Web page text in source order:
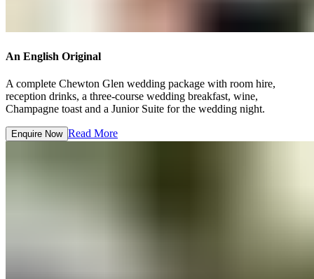
An English Original​​​​‌ ‍ ​‍​‍‌‍ ‌ ​‍‌‍‍‌‌‍‌ ‌‍‍‌‌‍ ‍​‍​‍​ ‍‍​‍​‍‌ ​ ‌‍​‌‌‍ ‍‌‍‍‌‌ ‌​‌ ‍‌​‍ ‍‌‍‍‌‌‍ ​‍​‍​‍ ​​‍​‍‌‍‍​‌ ​‍‌‍‌‌‌‍‌‍​‍​‍​ ‍‍​‍​‍‌‍‍​‌ ‌​‌ ‌​‌ ​​‌ ​ ​ ‍‍​‍ ​‍ ‌‍ ​​‍ ‌‌‍​‌‌‍ ‍‌‍‌​​‍ ‌‌ ​‍​‍ ‌‌‍‍​‌‍ ‌ ‌​‌‍‌‌‌‍ ​‌ ​ ​‍ ‌‌ ​ ‌ ‌​‌ ‌‌‌‍‌​‌‍‍‌‌‍ ​‍ ‍‌ ‌‍‌‍‌‌‌ ​‍‌‍​ ‌‍‌‌‌‍ ​​‍ ‍‌‍​‌‌ ​​‌ ​​​‍ ‌‍‍‌‌‍ ‍‌ ‌​‌‍‌‌‌‍ ‍‌ ‌​​‍ ‌‍‌‌‌‍‌​‌‍‍‌‌ ‌​​‍ ‌‍ ‌‌‍ ‌‍‌​‌‍‌‌​ ‌‌ ​​‌ ​‍‌‍‌‌‌ ​ ‌‍‌‌‌‍ ‍‌ ‌​‌‍​‌‌ ‌​‌‍‍‌‌‍ ‌‍ ‍​ ‍ ‌‍‍‌‌‍‌​​ ‌​ ​‍​ ‍‌​ ‌​‌‍‌​​ ‌‌​ ‌‌‌‍‌‍​ ‌​​‍ ‌‌‍​‍‌‍‌‌​ ‌‌‌‍‌‌​‍ ‌​ ‌​​ ​​‌‍​‌​ ​‌​‍ ‌‌‍​‌​ ‌ ​ ‍‌​ ‌ ​‍ ‌‌‍‌‍​ ‌ ​ ​ ‌‍​‍‌‍‌‍‌‍‌​‌‍​ ‌‍‌‌​ ‌ ‌‍​‍‌‍‌‌​ ​​​ ‍ ‌ ‌​‌ ‍‌‌ ​​‌‍‌‌​ ‌‌‍‍​‌‍ ‌ ‌​‌‍‌‌‌‍ ​‌‌​ ‌‍‍‌‌ ‌​‌‍‌‌‌‌​​‌‍​‌‌‍‌ ‌‍‌‌​ ‍ ‌ ​​‌‍​‌‌ ‌​‌‍‍​​ ‌‌ ​​‌‍​‌‌‍‌ ‌‍‌‌‌​​‍‌ ‌‌‌‍‍‌‌‍ ​‌‍‌​‌‍‌‌‌ ​‍​‍‌‌​ ‌‌‌​​‍‌‌ ‌‍‍ ‌‍‌‌‌ ‍‌​‍‌‌​ ​ ‌​‌​​‍‌‌​ ​ ‌​‌​​‍‌‌​ ​‍​ ​‍‌‍​‍​ ​ ‌‍‌‍​ ​‌​ ‌‍​ ‍‌‌‍‌‍​ ‍​‌‍‌‍‌‍‌‍‌‍‌‌​ ​‍​‍‌‌​ ​‍​ ​‍​‍‌‌​ ‌‌‌​‌​​‍ ‍‌‍​ ‌‍ ‌‍ ‍‌ ‌​‌‍‌‌‌‍ ‍‌ ‌​​‍‌‌​ ‌‌‌​​‍‌‌ ‌‍‍ ‌‍‌‌‌ ‍‌​‍‌‌​ ​ ‌​‌​​‍‌‌​ ​ ‌​‌​​‍‌‌​ ​‍​ ​‍​ ​​‌‍​‍‌‍​‍‌‍‌‌​ ‌ ‌‍‌‍‌‍​ ‌‍​‌​ ‌‍​ ​‌​ ​​​ ‍​​‍‌‌​ ​‍​ ​‍​‍‌‌​ ‌‌‌​‌​​‍ ‍‌ ‌​‌‍‍‌‌ ‌​‌‍ ​‌‍‌‌​ ‌‍​‍‌‍​‌‌ ​ ‌‍‌‌‌‌‌‌‌ ​‍‌‍ ​​ ‌‌‍‍​‌ ‌​‌ ‌​‌ ​​‌ ​ ​‍‌‌​ ​ ‌​​‌​‍‌‌​ ​‍‌​‌‍​‍‌‌​ ​‍‌​‌‍‌‍ ​​‍ ‌‌‍​‌‌‍ ‍‌‍‌​​‍ ‌‌ ​‍​‍ ‌‌‍‍​‌‍ ‌ ‌​‌‍‌‌‌‍ ​‌ ​ ​‍ ‌‌ ​ ‌ ‌​‌ ‌‌‌‍‌​‌‍‍‌‌‍ ​‍ ‍‌ ‌‍‌‍‌‌‌ ​‍‌‍​ ‌‍‌‌‌‍ ​​‍ ‍‌‍​‌‌ ​​‌ ​​​‍‌‍‌‍‍‌‌‍‌​​ ‌​ ​‍​ ‍‌​ ‌​‌‍‌​​ ‌‌​ ‌‌‌‍‌‍​ ‌​​‍ ‌‌‍​‍‌‍‌‌​ ‌‌‌‍‌‌​‍ ‌​ ‌​​ ​​‌‍​‌​ ​‌​‍ ‌‌‍​‌​ ‌ ​ ‍‌​ ‌ ​‍ ‌‌‍‌‍​ ‌ ​ ​ ‌‍​‍‌‍‌‍‌‍‌​‌‍​ ‌‍‌‌​ ‌ ‌‍​‍‌‍‌‌​ ​​​‍‌‍‌ ‌​‌ ‍‌‌ ​​‌‍‌‌​ ‌‌‍‍​‌‍ ‌ ‌​‌‍‌‌‌‍ ​‌‌​ ‌‍‍‌‌ ‌​‌‍‌‌‌‌​​‌‍​‌‌‍‌ ‌‍‌‌​‍‌‍‌ ​​‌‍​‌‌ ‌​‌‍‍​​ ‌‌ ​​‌‍​‌‌‍‌ ‌‍‌‌‌​​‍‌ ‌‌‌‍‍‌‌‍ ​‌‍‌​‌‍‌‌‌ ​‍​‍‌‌​ ‌‌‌​​‍‌‌ ‌‍‍ ‌‍‌‌‌ ‍‌​‍‌‌​ ​ ‌​‌​​‍‌‌​ ​ ‌​‌​​‍‌‌​ ​‍​ ​‍‌‍​‍​ ​ ‌‍‌‍​ ​‌​ ‌‍​ ‍‌‌‍‌‍​ ‍​‌‍‌‍‌‍‌‍‌‍‌‌​ ​‍​‍‌‌​ ​‍​ ​‍​‍‌‌​ ‌‌‌​‌​​‍ ‍‌‍​ ‌‍ ‌‍ ‍‌ ‌​‌‍‌‌‌‍ ‍‌ ‌​​‍‌‌​ ‌‌‌​​‍‌‌ ‌‍‍ ‌‍‌‌‌ ‍‌​‍‌‌​ ​ ‌​‌​​‍‌‌​ ​ ‌​‌​​‍‌‌​ ​‍​ ​‍​ ​​‌‍​‍‌‍​‍‌‍‌‌​ ‌ ‌‍‌‍‌‍​ ‌‍​‌​ ‌‍​ ​‌​ ​​​ ‍​​‍‌‌​ ​‍​ ​‍​‍‌‌​ ‌‌‌​‌​​‍ ‍‌ ‌​‌‍‍‌‌ ‌​‌‍ ​‌‍‌‌​‍‌‍‌ ​​‌‍‌‌‌ ​‍‌ ​ ‌ ​​‌‍‌‌‌‍​ ‌ ‌​‌‍‍‌‌ ‌‍‌‍‌‌​ ‌‌ ​​‌ ‌‌‌‍​‍‌‍ ​‌‍‍‌‌ ​ ‌‍‍​‌‍‌‌‌‍‌​​‍​‍‌ ‌
A complete Chewton Glen wedding package with room hire,
reception drinks, a three-course wedding breakfast, wine,
Champagne toast and a Junior Suite for the wedding night. ​​​​‌ ‍ ​‍​‍‌‍ ‌ ​‍‌‍‍‌‌‍‌ ‌‍‍‌‌‍ ‍​‍​‍​ ‍‍​‍​‍‌ ​ ‌‍​‌‌‍ ‍‌‍‍‌‌ ‌​‌ ‍‌​‍ ‍‌‍‍‌‌‍ ​‍​‍​‍ ​​‍​‍‌‍‍​‌ ​‍‌‍‌‌‌‍‌‍​‍​‍​ ‍‍​‍​‍‌‍‍​‌ ‌​‌ ‌​‌ ​​‌ ​ ​ ‍‍​‍ ​‍ ‌‍ ​​‍ ‌‌‍​‌‌‍ ‍‌‍‌​​‍ ‌‌ ​‍​‍ ‌‌‍‍​‌‍ ‌ ‌​‌‍‌‌‌‍ ​‌ ​ ​‍ ‌‌ ​ ‌ ‌​‌ ‌‌‌‍‌​‌‍‍‌‌‍ ​‍ ‍‌ ‌‍‌‍‌‌‌ ​‍‌‍​ ‌‍‌‌‌‍ ​​‍ ‍‌‍​‌‌ ​​‌ ​​​‍ ‌‍‍‌‌‍ ‍‌ ‌​‌‍‌‌‌‍ ‍‌ ‌​​‍ ‌‍‌‌‌‍‌​‌‍‍‌‌ ‌​​‍ ‌‍ ‌‌‍ ‌‍‌​‌‍‌‌​ ‌‌ ​​‌ ​‍‌‍‌‌‌ ​ ‌‍‌‌‌‍ ‍‌ ‌​‌‍​‌‌ ‌​‌‍‍‌‌‍ ‌‍ ‍​ ‍ ‌‍‍‌‌‍‌​​ ‌​ ​‍​ ‍‌​ ‌​‌‍‌​​ ‌‌​ ‌‌‌‍‌‍​ ‌​​‍ ‌‌‍​‍‌‍‌‌​ ‌‌‌‍‌‌​‍ ‌​ ‌​​ ​​‌‍​‌​ ​‌​‍ ‌‌‍​‌​ ‌ ​ ‍‌​ ‌ ​‍ ‌‌‍‌‍​ ‌ ​ ​ ‌‍​‍‌‍‌‍‌‍‌​‌‍​ ‌‍‌‌​ ‌ ‌‍​‍‌‍‌‌​ ​​​ ‍ ‌ ‌​‌ ‍‌‌ ​​‌‍‌‌​ ‌‌‍‍​‌‍ ‌ ‌​‌‍‌‌‌‍ ​‌‌​ ‌‍‍‌‌ ‌​‌‍‌‌‌‌​​‌‍​‌‌‍‌ ‌‍‌‌​ ‍ ‌ ​​‌‍​‌‌ ‌​‌‍‍​​ ‌‌ ​​‌‍​‌‌‍‌ ‌‍‌‌‌​​‍‌ ‌‌‌‍‍‌‌‍ ​‌‍‌​‌‍‌‌‌ ​‍​‍‌‌​ ‌‌‌​​‍‌‌ ‌‍‍ ‌‍‌‌‌ ‍‌​‍‌‌​ ​ ‌​‌​​‍‌‌​ ​ ‌​‌​​‍‌‌​ ​‍​ ​‍‌‍​‍​ ​ ‌‍‌‍​ ​‌​ ‌‍​ ‍‌‌‍‌‍​ ‍​‌‍‌‍‌‍‌‍‌‍‌‌​ ​‍​‍‌‌​ ​‍​ ​‍​‍‌‌​ ‌‌‌​‌​​‍ ‍‌‍​ ‌‍ ‌‍ ‍‌ ‌​‌‍‌‌‌‍ ‍‌ ‌​​‍‌‌​ ‌‌‌​​‍‌‌ ‌‍‍ ‌‍‌‌‌ ‍‌​‍‌‌​ ​ ‌​‌​​‍‌‌​ ​ ‌​‌​​‍‌‌​ ​‍​ ​‍​ ​​‌‍​‍‌‍​‍‌‍‌‌​ ‌ ‌‍‌‍‌‍​ ‌‍​‌​ ‌‍​ ​‌​ ​​​ ‍​​‍‌‌​ ​‍​ ​‍​‍‌‌​ ‌‌‌​‌​​‍ ‍‌‍‌‌‌ ‍​‌‍​ ‌‍‌‌‌ ​‍‌ ​​‌ ‌​​ ‌‍​‍‌‍​‌‌ ​ ‌‍‌‌‌‌‌‌‌ ​‍‌‍ ​​ ‌‌‍‍​‌ ‌​‌ ‌​‌ ​​‌ ​ ​‍‌‌​ ​ ‌​​‌​‍‌‌​ ​‍‌​‌‍​‍‌‌​ ​‍‌​‌‍‌‍ ​​‍ ‌‌‍​‌‌‍ ‍‌‍‌​​‍ ‌‌ ​‍​‍ ‌‌‍‍​‌‍ ‌ ‌​‌‍‌‌‌‍ ​‌ ​ ​‍ ‌‌ ​ ‌ ‌​‌ ‌‌‌‍‌​‌‍‍‌‌‍ ​‍ ‍‌ ‌‍‌‍‌‌‌ ​‍‌‍​ ‌‍‌‌‌‍ ​​‍ ‍‌‍​‌‌ ​​‌ ​​​‍‌‍‌‍‍‌‌‍‌​​ ‌​ ​‍​ ‍‌​ ‌​‌‍‌​​ ‌‌​ ‌‌‌‍‌‍​ ‌​​‍ ‌‌‍​‍‌‍‌‌​ ‌‌‌‍‌‌​‍ ‌​ ‌​​ ​​‌‍​‌​ ​‌​‍ ‌‌‍​‌​ ‌ ​ ‍‌​ ‌ ​‍ ‌‌‍‌‍​ ‌ ​ ​ ‌‍​‍‌‍‌‍‌‍‌​‌‍​ ‌‍‌‌​ ‌ ‌‍​‍‌‍‌‌​ ​​​‍‌‍‌ ‌​‌ ‍‌‌ ​​‌‍‌‌​ ‌‌‍‍​‌‍ ‌ ‌​‌‍‌‌‌‍ ​‌‌​ ‌‍‍‌‌ ‌​‌‍‌‌‌‌​​‌‍​‌‌‍‌ ‌‍‌‌​‍‌‍‌ ​​‌‍​‌‌ ‌​‌‍‍​​ ‌‌ ​​‌‍​‌‌‍‌ ‌‍‌‌‌​​‍‌ ‌‌‌‍‍‌‌‍ ​‌‍‌​‌‍‌‌‌ ​‍​‍‌‌​ ‌‌‌​​‍‌‌ ‌‍‍ ‌‍‌‌‌ ‍‌​‍‌‌​ ​ ‌​‌​​‍‌‌​ ​ ‌​‌​​‍‌‌​ ​‍​ ​‍‌‍​‍​ ​ ‌‍‌‍​ ​‌​ ‌‍​ ‍‌‌‍‌‍​ ‍​‌‍‌‍‌‍‌‍‌‍‌‌​ ​‍​‍‌‌​ ​‍​ ​‍​‍‌‌​ ‌‌‌​‌​​‍ ‍‌‍​ ‌‍ ‌‍ ‍‌ ‌​‌‍‌‌‌‍ ‍‌ ‌​​‍‌‌​ ‌‌‌​​‍‌‌ ‌‍‍ ‌‍‌‌‌ ‍‌​‍‌‌​ ​ ‌​‌​​‍‌‌​ ​ ‌​‌​​‍‌‌​ ​‍​ ​‍​ ​​‌‍​‍‌‍​‍‌‍‌‌​ ‌ ‌‍‌‍‌‍​ ‌‍​‌​ ‌‍​ ​‌​ ​​​ ‍​​‍‌‌​ ​‍​ ​‍​‍‌‌​ ‌‌‌​‌​​‍ ‍‌‍‌‌‌ ‍​‌‍​ ‌‍‌‌‌ ​‍‌ ​​‌ ‌​​‍‌‍‌ ​​‌‍‌‌‌ ​‍‌ ​ ‌ ​​‌‍‌‌‌‍​ ‌ ‌​‌‍‍‌‌ ‌‍‌‍‌‌​ ‌‌ ​​‌ ‌‌‌‍​‍‌‍ ​‌‍‍‌‌ ​ ‌‍‍​‌‍‌‌‌‍‌​​‍​‍‌ ‌
Enquire Now​​​​‌ ‍ ​‍​‍‌‍ ‌ ​‍‌‍‍‌‌‍‌ ‌‍‍‌‌‍ ‍​‍​‍​ ‍‍​‍​‍‌ ​ ‌‍​‌‌‍ ‍‌‍‍‌‌ ‌​‌ ‍‌​‍ ‍‌‍‍‌‌‍ ​‍​‍​‍ ​​‍​‍‌‍‍​‌ ​‍‌‍‌‌‌‍‌‍​‍​‍​ ‍‍​‍​‍‌‍‍​‌ ‌​‌ ‌​‌ ​​‌ ​ ​ ‍‍​‍ ​‍ ‌‍ ​​‍ ‌‌‍​‌‌‍ ‍‌‍‌​​‍ ‌‌ ​‍​‍ ‌‌‍‍​‌‍ ‌ ‌​‌‍‌‌‌‍ ​‌ ​ ​‍ ‌‌ ​ ‌ ‌​‌ ‌‌‌‍‌​‌‍‍‌‌‍ ​‍ ‍‌ ‌‍‌‍‌‌‌ ​‍‌‍​ ‌‍‌‌‌‍ ​​‍ ‍‌‍​‌‌ ​​‌ ​​​‍ ‌‍‍‌‌‍ ‍‌ ‌​‌‍‌‌‌‍ ‍‌ ‌​​‍ ‌‍‌‌‌‍‌​‌‍‍‌‌ ‌​​‍ ‌‍ ‌‌‍ ‌‍‌​‌‍‌‌​ ‌‌ ​​‌ ​‍‌‍‌‌‌ ​ ‌‍‌‌‌‍ ‍‌ ‌​‌‍​‌‌ ‌​‌‍‍‌‌‍ ‌‍ ‍​ ‍ ‌‍‍‌‌‍‌​​ ‌​ ​‍​ ‍‌​ ‌​‌‍‌​​ ‌‌​ ‌‌‌‍‌‍​ ‌​​‍ ‌‌‍​‍‌‍‌‌​ ‌‌‌‍‌‌​‍ ‌​ ‌​​ ​​‌‍​‌​ ​‌​‍ ‌‌‍​‌​ ‌ ​ ‍‌​ ‌ ​‍ ‌‌‍‌‍​ ‌ ​ ​ ‌‍​‍‌‍‌‍‌‍‌​‌‍​ ‌‍‌‌​ ‌ ‌‍​‍‌‍‌‌​ ​​​ ‍ ‌ ‌​‌ ‍‌‌ ​​‌‍‌‌​ ‌‌‍‍​‌‍ ‌ ‌​‌‍‌‌‌‍ ​‌‌​ ‌‍‍‌‌ ‌​‌‍‌‌‌‌​​‌‍​‌‌‍‌ ‌‍‌‌​ ‍ ‌ ​​‌‍​‌‌ ‌​‌‍‍​​ ‌‌ ​​‌‍​‌‌‍‌ ‌‍‌‌‌​​‍‌ ‌‌‌‍‍‌‌‍ ​‌‍‌​‌‍‌‌‌ ​‍​‍‌‌​ ‌‌‌​​‍‌‌ ‌‍‍ ‌‍‌‌‌ ‍‌​‍‌‌​ ​ ‌​‌​​‍‌‌​ ​ ‌​‌​​‍‌‌​ ​‍​ ​‍‌‍​‍​ ​ ‌‍‌‍​ ​‌​ ‌‍​ ‍‌‌‍‌‍​ ‍​‌‍‌‍‌‍‌‍‌‍‌‌​ ​‍​‍‌‌​ ​‍​ ​‍​‍‌‌​ ‌‌‌​‌​​‍ ‍‌‍​ ‌‍ ‌‍ ‍‌ ‌​‌‍‌‌‌‍ ‍‌ ‌​​‍‌‌​ ‌‌‌​​‍‌‌ ‌‍‍ ‌‍‌‌‌ ‍‌​‍‌‌​ ​ ‌​‌​​‍‌‌​ ​ ‌​‌​​‍‌‌​ ​‍​ ​‍​ ​​‌‍​‍‌‍​‍‌‍‌‌​ ‌ ‌‍‌‍‌‍​ ‌‍​‌​ ‌‍​ ​‌​ ​​​ ‍​​‍‌‌​ ​‍​ ​‍​‍‌‌​ ‌‌‌​‌​​‍ ‍‌ ​​‌ ​‍‌‍‍‌‌‍ ‌‌‍​‌‌ ​‍‌ ‍‌‌​​ ‌ ‌​‌‍​‌​‍ ‍‌‍ ​‌‍​‌‌‍​‍‌‍‌‌‌‍ ​​ ‌‍​‍‌‍​‌‌ ​ ‌‍‌‌‌‌‌‌‌ ​‍‌‍ ​​ ‌‌‍‍​‌ ‌​‌ ‌​‌ ​​‌ ​ ​‍‌‌​ ​ ‌​​‌​‍‌‌​ ​‍‌​‌‍​‍‌‌​ ​‍‌​‌‍‌‍ ​​‍ ‌‌‍​‌‌‍ ‍‌‍‌​​‍ ‌‌ ​‍​‍ ‌‌‍‍​‌‍ ‌ ‌​‌‍‌‌‌‍ ​‌ ​ ​‍ ‌‌ ​ ‌ ‌​‌ ‌‌‌‍‌​‌‍‍‌‌‍ ​‍ ‍‌ ‌‍‌‍‌‌‌ ​‍‌‍​ ‌‍‌‌‌‍ ​​‍ ‍‌‍​‌‌ ​​‌ ​​​‍‌‍‌‍‍‌‌‍‌​​ ‌​ ​‍​ ‍‌​ ‌​‌‍‌​​ ‌‌​ ‌‌‌‍‌‍​ ‌​​‍ ‌‌‍​‍‌‍‌‌​ ‌‌‌‍‌‌​‍ ‌​ ‌​​ ​​‌‍​‌​ ​‌​‍ ‌‌‍​‌​ ‌ ​ ‍‌​ ‌ ​‍ ‌‌‍‌‍​ ‌ ​ ​ ‌‍​‍‌‍‌‍‌‍‌​‌‍​ ‌‍‌‌​ ‌ ‌‍​‍‌‍‌‌​ ​​​‍‌‍‌ ‌​‌ ‍‌‌ ​​‌‍‌‌​ ‌‌‍‍​‌‍ ‌ ‌​‌‍‌‌‌‍ ​‌‌​ ‌‍‍‌‌ ‌​‌‍‌‌‌‌​​‌‍​‌‌‍‌ ‌‍‌‌​‍‌‍‌ ​​‌‍​‌‌ ‌​‌‍‍​​ ‌‌ ​​‌‍​‌‌‍‌ ‌‍‌‌‌​​‍‌ ‌‌‌‍‍‌‌‍ ​‌‍‌​‌‍‌‌‌ ​‍​‍‌‌​ ‌‌‌​​‍‌‌ ‌‍‍ ‌‍‌‌‌ ‍‌​‍‌‌​ ​ ‌​‌​​‍‌‌​ ​ ‌​‌​​‍‌‌​ ​‍​ ​‍‌‍​‍​ ​ ‌‍‌‍​ ​‌​ ‌‍​ ‍‌‌‍‌‍​ ‍​‌‍‌‍‌‍‌‍‌‍‌‌​ ​‍​‍‌‌​ ​‍​ ​‍​‍‌‌​ ‌‌‌​‌​​‍ ‍‌‍​ ‌‍ ‌‍ ‍‌ ‌​‌‍‌‌‌‍ ‍‌ ‌​​‍‌‌​ ‌‌‌​​‍‌‌ ‌‍‍ ‌‍‌‌‌ ‍‌​‍‌‌​ ​ ‌​‌​​‍‌‌​ ​ ‌​‌​​‍‌‌​ ​‍​ ​‍​ ​​‌‍​‍‌‍​‍‌‍‌‌​ ‌ ‌‍‌‍‌‍​ ‌‍​‌​ ‌‍​ ​‌​ ​​​ ‍​​‍‌‌​ ​‍​ ​‍​‍‌‌​ ‌‌‌​‌​​‍ ‍‌ ​​‌ ​‍‌‍‍‌‌‍ ‌‌‍​‌‌ ​‍‌ ‍‌‌​​ ‌ ‌​‌‍​‌​‍ ‍‌‍ ​‌‍​‌‌‍​‍‌‍‌‌‌‍ ​​‍‌‍‌ ​​‌‍‌‌‌ ​‍‌ ​ ‌ ​​‌‍‌‌‌‍​ ‌ ‌​‌‍‍‌‌ ‌‍‌‍‌‌​ ‌‌ ​​‌ ‌‌‌‍​‍‌‍ ​‌‍‍‌‌ ​ ‌‍‍​‌‍‌‌‌‍‌​​‍​‍‌ ‌ Read More​​​​‌ ‍ ​‍​‍‌‍ ‌ ​‍‌‍‍‌‌‍‌ ‌‍‍‌‌‍ ‍​‍​‍​ ‍‍​‍​‍‌ ​ ‌‍​‌‌‍ ‍‌‍‍‌‌ ‌​‌ ‍‌​‍ ‍‌‍‍‌‌‍ ​‍​‍​‍ ​​‍​‍‌‍‍​‌ ​‍‌‍‌‌‌‍‌‍​‍​‍​ ‍‍​‍​‍‌‍‍​‌ ‌​‌ ‌​‌ ​​‌ ​ ​ ‍‍​‍ ​‍ ‌‍ ​​‍ ‌‌‍​‌‌‍ ‍‌‍‌​​‍ ‌‌ ​‍​‍ ‌‌‍‍​‌‍ ‌ ‌​‌‍‌‌‌‍ ​‌ ​ ​‍ ‌‌ ​ ‌ ‌​‌ ‌‌‌‍‌​‌‍‍‌‌‍ ​‍ ‍‌ ‌‍‌‍‌‌‌ ​‍‌‍​ ‌‍‌‌‌‍ ​​‍ ‍‌‍​‌‌ ​​‌ ​​​‍ ‌‍‍‌‌‍ ‍‌ ‌​‌‍‌‌‌‍ ‍‌ ‌​​‍ ‌‍‌‌‌‍‌​‌‍‍‌‌ ‌​​‍ ‌‍ ‌‌‍ ‌‍‌​‌‍‌‌​ ‌‌ ​​‌ ​‍‌‍‌‌‌ ​ ‌‍‌‌‌‍ ‍‌ ‌​‌‍​‌‌ ‌​‌‍‍‌‌‍ ‌‍ ‍​ ‍ ‌‍‍‌‌‍‌​​ ‌​ ​‍​ ‍‌​ ‌​‌‍‌​​ ‌‌​ ‌‌‌‍‌‍​ ‌​​‍ ‌‌‍​‍‌‍‌‌​ ‌‌‌‍‌‌​‍ ‌​ ‌​​ ​​‌‍​‌​ ​‌​‍ ‌‌‍​‌​ ‌ ​ ‍‌​ ‌ ​‍ ‌‌‍‌‍​ ‌ ​ ​ ‌‍​‍‌‍‌‍‌‍‌​‌‍​ ‌‍‌‌​ ‌ ‌‍​‍‌‍‌‌​ ​​​ ‍ ‌ ‌​‌ ‍‌‌ ​​‌‍‌‌​ ‌‌‍‍​‌‍ ‌ ‌​‌‍‌‌‌‍ ​‌‌​ ‌‍‍‌‌ ‌​‌‍‌‌‌‌​​‌‍​‌‌‍‌ ‌‍‌‌​ ‍ ‌ ​​‌‍​‌‌ ‌​‌‍‍​​ ‌‌ ​​‌‍​‌‌‍‌ ‌‍‌‌‌​​‍‌ ‌‌‌‍‍‌‌‍ ​‌‍‌​‌‍‌‌‌ ​‍​‍‌‌​ ‌‌‌​​‍‌‌ ‌‍‍ ‌‍‌‌‌ ‍‌​‍‌‌​ ​ ‌​‌​​‍‌‌​ ​ ‌​‌​​‍‌‌​ ​‍​ ​‍‌‍​‍​ ​ ‌‍‌‍​ ​‌​ ‌‍​ ‍‌‌‍‌‍​ ‍​‌‍‌‍‌‍‌‍‌‍‌‌​ ​‍​‍‌‌​ ​‍​ ​‍​‍‌‌​ ‌‌‌​‌​​‍ ‍‌‍​ ‌‍ ‌‍ ‍‌ ‌​‌‍‌‌‌‍ ‍‌ ‌​​‍‌‌​ ‌‌‌​​‍‌‌ ‌‍‍ ‌‍‌‌‌ ‍‌​‍‌‌​ ​ ‌​‌​​‍‌‌​ ​ ‌​‌​​‍‌‌​ ​‍​ ​‍​ ​​‌‍​‍‌‍​‍‌‍‌‌​ ‌ ‌‍‌‍‌‍​ ‌‍​‌​ ‌‍​ ​‌​ ​​​ ‍​​‍‌‌​ ​‍​ ​‍​‍‌‌​ ‌‌‌​‌​​‍ ‍‌ ​ ‌‍‌‌‌‍​ ‌‍ ‌‍ ‍‌‍‌​‌‍​‌‌ ​‍‌ ‍‌‌​​ ‌ ‌​‌‍​‌​‍ ‍‌‍ ​‌‍​‌‌‍​‍‌‍‌‌‌‍ ​​ ‌‍​‍‌‍​‌‌ ​ ‌‍‌‌‌‌‌‌‌ ​‍‌‍ ​​ ‌‌‍‍​‌ ‌​‌ ‌​‌ ​​‌ ​ ​‍‌‌​ ​ ‌​​‌​‍‌‌​ ​‍‌​‌‍​‍‌‌​ ​‍‌​‌‍‌‍ ​​‍ ‌‌‍​‌‌‍ ‍‌‍‌​​‍ ‌‌ ​‍​‍ ‌‌‍‍​‌‍ ‌ ‌​‌‍‌‌‌‍ ​‌ ​ ​‍ ‌‌ ​ ‌ ‌​‌ ‌‌‌‍‌​‌‍‍‌‌‍ ​‍ ‍‌ ‌‍‌‍‌‌‌ ​‍‌‍​ ‌‍‌‌‌‍ ​​‍ ‍‌‍​‌‌ ​​‌ ​​​‍‌‍‌‍‍‌‌‍‌​​ ‌​ ​‍​ ‍‌​ ‌​‌‍‌​​ ‌‌​ ‌‌‌‍‌‍​ ‌​​‍ ‌‌‍​‍‌‍‌‌​ ‌‌‌‍‌‌​‍ ‌​ ‌​​ ​​‌‍​‌​ ​‌​‍ ‌‌‍​‌​ ‌ ​ ‍‌​ ‌ ​‍ ‌‌‍‌‍​ ‌ ​ ​ ‌‍​‍‌‍‌‍‌‍‌​‌‍​ ‌‍‌‌​ ‌ ‌‍​‍‌‍‌‌​ ​​​‍‌‍‌ ‌​‌ ‍‌‌ ​​‌‍‌‌​ ‌‌‍‍​‌‍ ‌ ‌​‌‍‌‌‌‍ ​‌‌​ ‌‍‍‌‌ ‌​‌‍‌‌‌‌​​‌‍​‌‌‍‌ ‌‍‌‌​‍‌‍‌ ​​‌‍​‌‌ ‌​‌‍‍​​ ‌‌ ​​‌‍​‌‌‍‌ ‌‍‌‌‌​​‍‌ ‌‌‌‍‍‌‌‍ ​‌‍‌​‌‍‌‌‌ ​‍​‍‌‌​ ‌‌‌​​‍‌‌ ‌‍‍ ‌‍‌‌‌ ‍‌​‍‌‌​ ​ ‌​‌​​‍‌‌​ ​ ‌​‌​​‍‌‌​ ​‍​ ​‍‌‍​‍​ ​ ‌‍‌‍​ ​‌​ ‌‍​ ‍‌‌‍‌‍​ ‍​‌‍‌‍‌‍‌‍‌‍‌‌​ ​‍​‍‌‌​ ​‍​ ​‍​‍‌‌​ ‌‌‌​‌​​‍ ‍‌‍​ ‌‍ ‌‍ ‍‌ ‌​‌‍‌‌‌‍ ‍‌ ‌​​‍‌‌​ ‌‌‌​​‍‌‌ ‌‍‍ ‌‍‌‌‌ ‍‌​‍‌‌​ ​ ‌​‌​​‍‌‌​ ​ ‌​‌​​‍‌‌​ ​‍​ ​‍​ ​​‌‍​‍‌‍​‍‌‍‌‌​ ‌ ‌‍‌‍‌‍​ ‌‍​‌​ ‌‍​ ​‌​ ​​​ ‍​​‍‌‌​ ​‍​ ​‍​‍‌‌​ ‌‌‌​‌​​‍ ‍‌ ​ ‌‍‌‌‌‍​ ‌‍ ‌‍ ‍‌‍‌​‌‍​‌‌ ​‍‌ ‍‌‌​​ ‌ ‌​‌‍​‌​‍ ‍‌‍ ​‌‍​‌‌‍​‍‌‍‌‌‌‍ ​​‍‌‍‌ ​​‌‍‌‌‌ ​‍‌ ​ ‌ ​​‌‍‌‌‌‍​ ‌ ‌​‌‍‍‌‌ ‌‍‌‍‌‌​ ‌‌ ​​‌ ‌‌‌‍​‍‌‍ ​‌‍‍‌‌ ​ ‌‍‍​‌‍‌‌‌‍‌​​‍​‍‌ ‌